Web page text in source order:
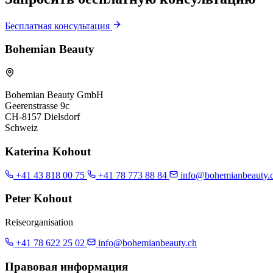
Бесплатная консультация
Bohemian Beauty
Bohemian Beauty GmbH
Geerenstrasse 9c
CH-8157 Dielsdorf
Schweiz
Katerina Kohout
+41 43 818 00 75 +41 78 773 88 84
Peter Kohout
Reiseorganisation
+41 78 622 25 02
info@bohemianbeauty.ch
Правовая информация